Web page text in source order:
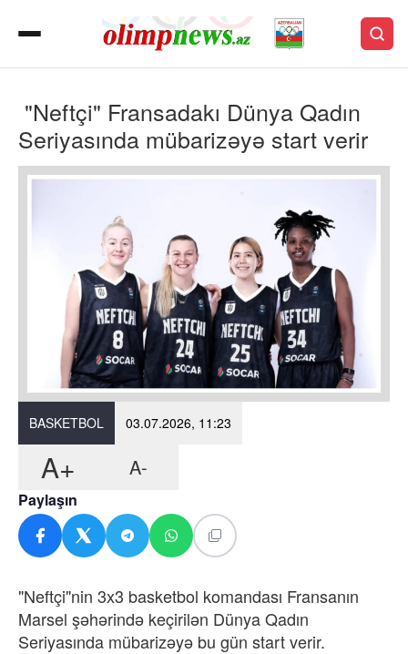
"Neftçi" Fransadakı Dünya Qadın
Seriyasında mübarizəyə start verir
BASKETBOL 03.07.2026, 11:23
A+ A-
Paylaşın
"Neftçi"nin 3x3 basketbol komandası Fransanın
Marsel şəhərində keçirilən Dünya Qadın
Seriyasında mübarizəyə bu gün start verir.